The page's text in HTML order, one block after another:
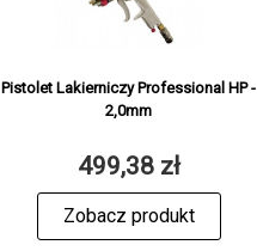
Pistolet Lakierniczy Professional HP -
2,0mm
499,38 zł
Zobacz produkt